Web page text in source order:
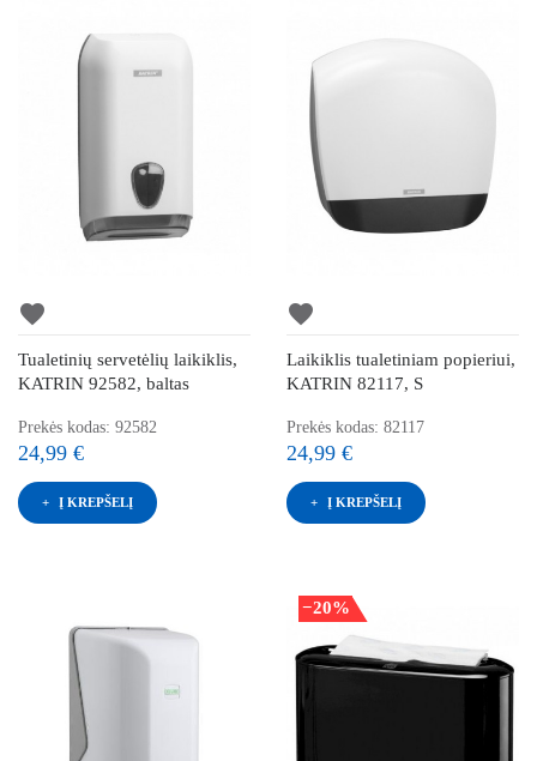
favorite
Tualetinių servetėlių laikiklis,
KATRIN 92582, baltas
Prekės kodas: 92582
24,99 €
Į KREPŠELĮ
favorite
Laikiklis tualetiniam popieriui,
KATRIN 82117, S
Prekės kodas: 82117
24,99 €
Į KREPŠELĮ
−20%